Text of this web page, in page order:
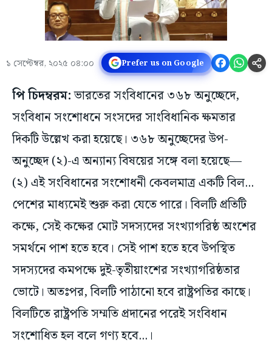
১ সেপ্টেম্বর, ২০২৫ ০৪:০০ Prefer us on Google
পি চিদম্বরম:ভারতের সংবিধানের ৩৬৮ অনুচ্ছেদে,
সংবিধান সংশোধনে সংসদের সাংবিধানিক ক্ষমতার
দিকটি উল্লেখ করা হয়েছে। ৩৬৮ অনুচ্ছেদের উপ-
অনুচ্ছেদ (২)-এ অন্যান্য বিষয়ের সঙ্গে বলা হয়েছে—
(২) এই সংবিধানের সংশোধনী কেবলমাত্র একটি বিল...
পেশের মাধ্যমেই শুরু করা যেতে পারে। বিলটি প্রতিটি
কক্ষে, সেই কক্ষের মোট সদস্যদের সংখ্যাগরিষ্ঠ অংশের
সমর্থনে পাশ হতে হবে। সেই পাশ হতে হবে উপস্থিত
সদস্যদের কমপক্ষে দুই-তৃতীয়াংশের সংখ্যাগরিষ্ঠতার
ভোটে। অতঃপর, বিলটি পাঠানো হবে রাষ্ট্রপতির কাছে।
বিলটিতে রাষ্ট্রপতি সম্মতি প্রদানের পরেই সংবিধান
সংশোধিত হল বলে গণ্য হবে...।